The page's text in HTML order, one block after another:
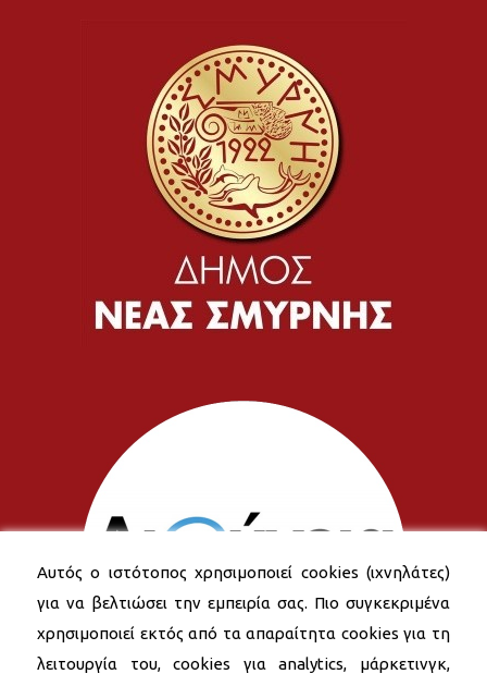
Αυτός ο ιστότοπος χρησιμοποιεί cookies (ιχνηλάτες)
για να βελτιώσει την εμπειρία σας. Πιο συγκεκριμένα
χρησιμοποιεί εκτός από τα απαραίτητα cookies για τη
λειτουργία του, cookies για analytics, μάρκετινγκ,